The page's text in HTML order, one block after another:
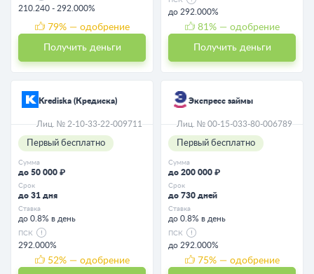
210.240 - 292.000%
79% — одобрение
Получить деньги
до 292.000%
81 % — одобрение
Получить деньги
Krediska (Кредиска)
Лиц. № 2-10-33-22-009711
Первый бесплатно
Сумма
до 50 000 ₽
Срок
до 31 дня
Ставка
до 0.8% в день
ПСК
292.000%
52% — одобрение
Экспресс займы
Лиц. № 00-15-033-80-006789
Первый бесплатно
Сумма
до 200 000 ₽
Срок
до 730 дней
Ставка
до 0.8% в день
ПСК
до 292.000%
75% — одобрение